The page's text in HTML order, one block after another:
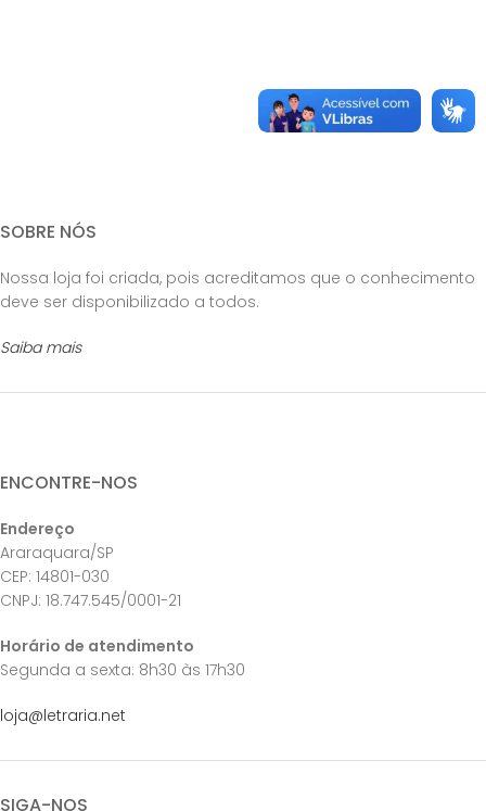
SOBRE NÓS
Nossa loja foi criada, pois acreditamos que o conhecimento
deve ser disponibilizado a todos.
Saiba mais
ENCONTRE-NOS
Endereço
Araraquara/SP
CEP: 14801-030
CNPJ: 18.747.545/0001-21
Horário de atendimento
Segunda a sexta: 8h30 às 17h30
loja@letraria.net
SIGA-NOS